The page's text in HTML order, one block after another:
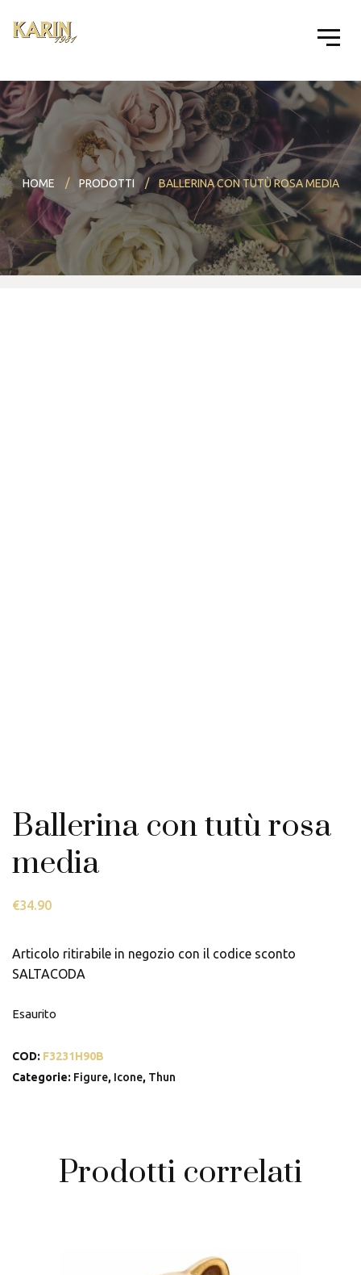
HOME PRODOTTI BALLERINA CON TUTÙ ROSA MEDIA
Ballerina con tutù rosa
media
€34.90
Articolo ritirabile in negozio con il codice sconto
SALTACODA
Esaurito
COD: F3231H90B
Categorie: Figure, Icone, Thun
Prodotti correlati